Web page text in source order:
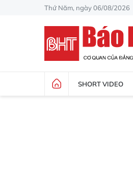
Thứ Năm, ngày 06/08/2026
SHORT VIDEO